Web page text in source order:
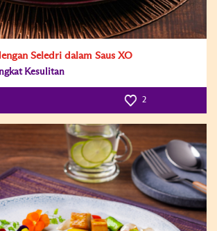
Seledri dalam Saus XO
Kesulitan
2